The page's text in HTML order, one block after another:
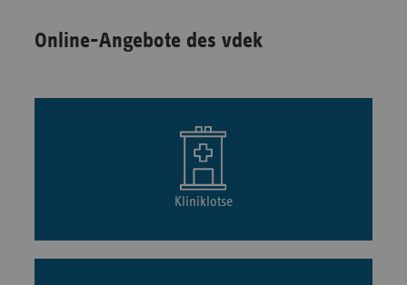
Online-Angebote des vdek
Kliniklotse